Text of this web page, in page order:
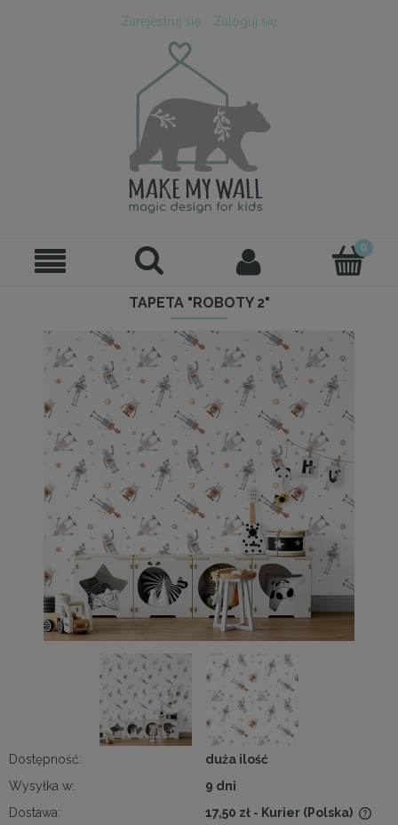
Zarejestruj się Zaloguj się
TAPETA "ROBOTY 2"
Dostępność:
duża ilość
Wysyłka w:
9 dni
Dostawa:
17,50 zł - Kurier (Polska)